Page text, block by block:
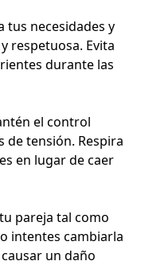
tus necesidades y
respetuosa. Evita
durante las
el control
tensión. Respira
en lugar de caer
pareja tal como
intentes cambiarla
un daño